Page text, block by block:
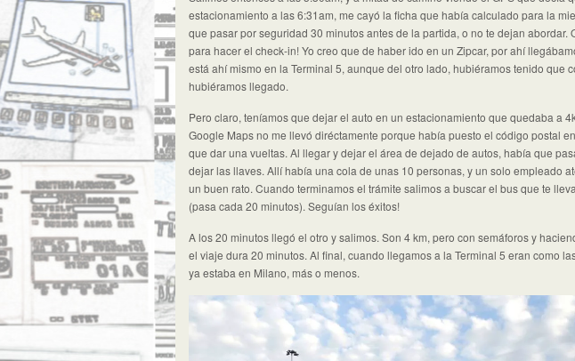
estacionamiento a las 6:31am, me cayó la ficha que había calculado para la
que pasar por seguridad 30 minutos antes de la partida, o no te dejan abordar.
para hacer el check-in! Yo creo que de haber ido en un Zipcar, por ahí
está ahí mismo en la Terminal 5, aunque del otro lado, hubiéramos tenido que
hubiéramos llegado.
Pero claro, teníamos que dejar el auto en un estacionamiento que quedaba a
Google Maps no me llevó diréctamente porque había puesto el código postal
que dar una vueltas. Al llegar y dejar el área de dejado de autos, había que
dejar las llaves. Allí había una cola de unas 10 personas, y un solo empleado
un buen rato. Cuando terminamos el trámite salimos a buscar el bus que te
(pasa cada 20 minutos). Seguían los éxitos!
A los 20 minutos llegó el otro y salimos. Son 4 km, pero con semáforos y
el viaje dura 20 minutos. Al final, cuando llegamos a la Terminal 5 eran como
ya estaba en Milano, más o menos.